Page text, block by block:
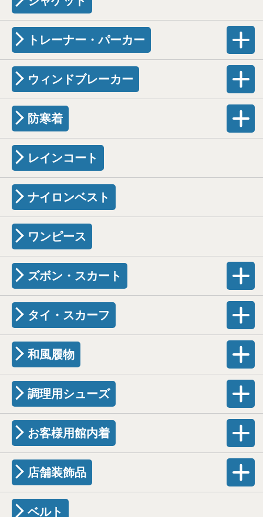
トレーナー・パーカー
ウィンドブレーカー
防寒着
レインコート
ナイロンベスト
ワンピース
ズボン・スカート
タイ・スカーフ
和風履物
調理用シューズ
お客様用館内着
店舗装飾品
ベルト